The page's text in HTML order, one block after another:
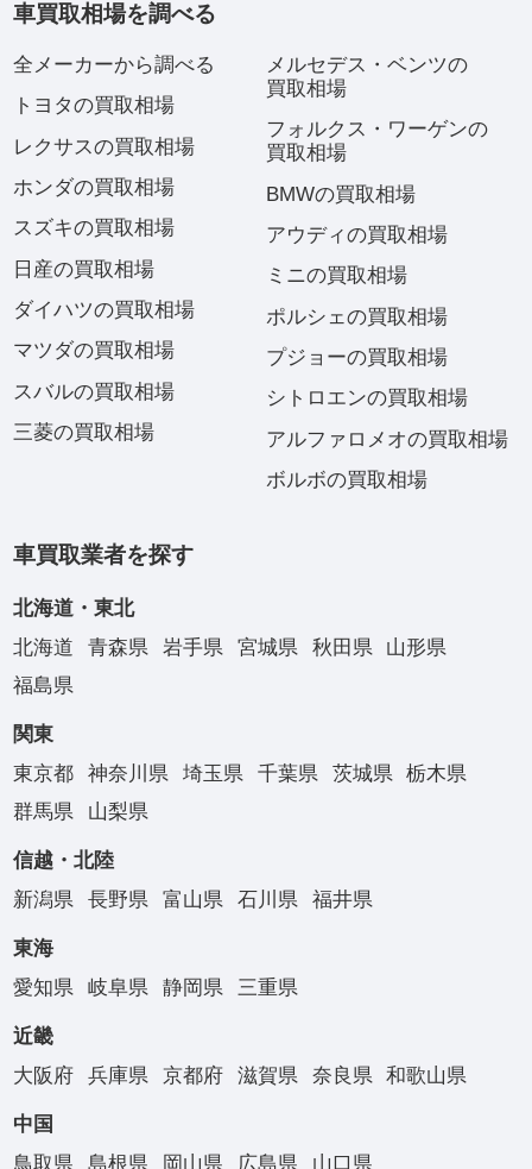
車買取相場を調べる
全メーカーから調べる
トヨタの買取相場
レクサスの買取相場
ホンダの買取相場
スズキの買取相場
日産の買取相場
ダイハツの買取相場
マツダの買取相場
スバルの買取相場
三菱の買取相場
メルセデス・ベンツの
買取相場
フォルクス・ワーゲンの
買取相場
BMWの買取相場
アウディの買取相場
ミニの買取相場
ポルシェの買取相場
プジョーの買取相場
シトロエンの買取相場
アルファロメオの買取相場
ボルボの買取相場
車買取業者を探す
北海道・東北
北海道
青森県 岩手県 宮城県 秋田県
山形県
福島県
関東
東京都
神奈川県 埼玉県 千葉県 茨城県
栃木県
群馬県
山梨県
信越・北陸
新潟県
長野県 富山県 石川県 福井県
東海
愛知県
岐阜県 静岡県 三重県
近畿
大阪府
兵庫県 京都府 滋賀県 奈良県 和歌山県
中国
鳥取県
島根県 岡山県 広島県 山口県